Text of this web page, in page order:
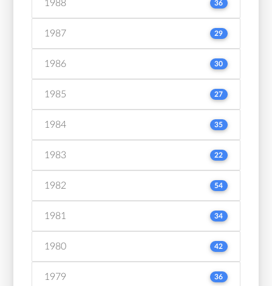
1988 36
1987 29
1986 30
1985 27
1984 35
1983 22
1982 54
1981 34
1980 42
1979 36